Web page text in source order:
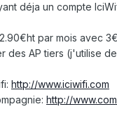
déja un compte
par mois avec
des AP tiers (j'utilise
http://www.iciwifi.com
http://